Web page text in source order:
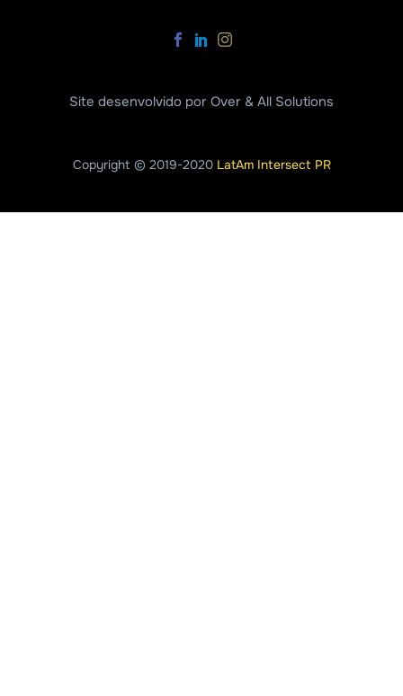
Site desenvolvido por Over & All Solutions
Copyright © 2019-2020 LatAm Intersect PR